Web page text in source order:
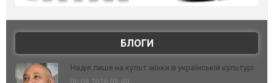
БЛОГИ
Надія лише на культ жінки в українській культурі